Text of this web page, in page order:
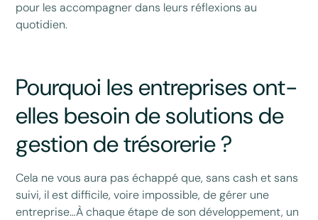
pour les accompagner dans leurs réflexions au
quotidien.
Pourquoi les entreprises ont-
elles besoin de solutions de
gestion de trésorerie ?
Cela ne vous aura pas échappé que, sans cash et sans
suivi, il est difficile, voire impossible, de gérer une
entreprise…À chaque étape de son développement, un